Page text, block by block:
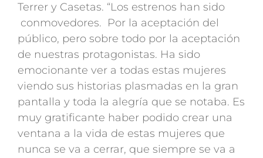
Terrer y Casetas. “Los estrenos han sido
conmovedores. Por la aceptación del
público, pero sobre todo por la aceptación
de nuestras protagonistas. Ha sido
emocionante ver a todas estas mujeres
viendo sus historias plasmadas en la gran
pantalla y toda la alegría que se notaba. Es
muy gratificante haber podido crear una
ventana a la vida de estas mujeres que
nunca se va a cerrar, que siempre se va a